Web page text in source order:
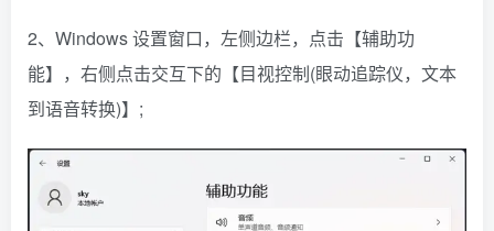
2、Windows 设置窗口，左侧边栏，点击【辅助功
能】，右侧点击交互下的【目视控制(眼动追踪仪，文本
到语音转换)】;